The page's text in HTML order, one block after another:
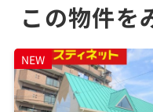
この物件を
NEW